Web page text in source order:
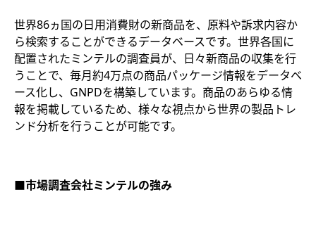
世界86ヵ国の日用消費財の新商品を、原料や訴求内容か
ら検索することができるデータベースです。世界各国に
配置されたミンテルの調査員が、日々新商品の収集を行
うことで、毎月約4万点の商品パッケージ情報をデータベ
ース化し、GNPDを構築しています。商品のあらゆる情
報を掲載しているため、様々な視点から世界の製品トレ
ンド分析を行うことが可能です。
■市場調査会社ミンテルの強み